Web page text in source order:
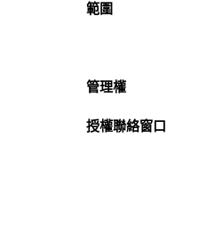
範圍
管理權
授權聯絡窗口